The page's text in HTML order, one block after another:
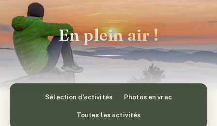
En plein air !
Sélection d’activités Photos en vrac
Toutes les activités